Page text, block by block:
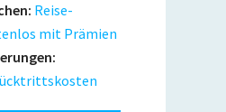
Reise-
mit Prämien